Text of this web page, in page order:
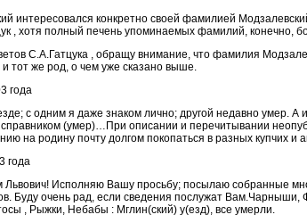
интересовался конкретно своей фамилией
, хотя полный печень упоминаемых фамилий, конечно,
С.А.Гатцука , обращу внимание, что фамилия
и тот же род, о чем уже сказано выше.
года
с одним я даже знаком лично; другой недавно умер. А
(умер)…При описании и перечитывании
на родину почту долгом покопаться в разных купчих и
года
Исполняю Вашу просьбу; посылаю собранные
Буду очень рад, если сведения послужат Вам.Чарныши,
, Рыжки, Небабы : Мглин(ский) у(езд), все умерли.